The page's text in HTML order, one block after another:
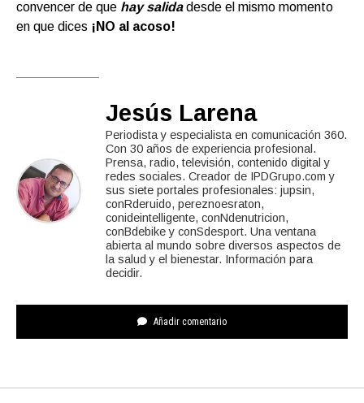
convencer de que hay salidadesde el mismo momento
en que dices ¡NO al acoso!
Jesús Larena
Periodista y especialista en comunicación 360.
Con 30 años de experiencia profesional.
Prensa, radio, televisión, contenido digital y
redes sociales. Creador de IPDGrupo.com y
sus siete portales profesionales: jupsin,
conRderuido, pereznoesraton,
conideintelligente, conNdenutricion,
conBdebike y conSdesport. Una ventana
abierta al mundo sobre diversos aspectos de
la salud y el bienestar. Información para
decidir.
Añadir comentario